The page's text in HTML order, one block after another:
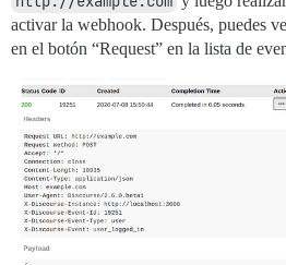
activar la webhook. Después, puedes
en el botón “Request” en la lista de